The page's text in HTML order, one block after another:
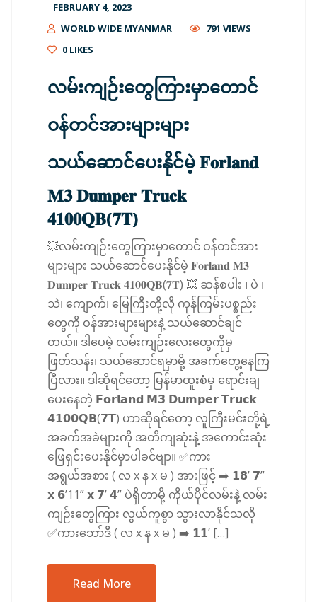
FEBRUARY 4, 2023
WORLD WIDE MYANMAR
791 VIEWS
0 LIKES
လမ်းကျဉ်းတွေကြားမှာတောင်
ဝန်တင်အားများများ
သယ်ဆောင်ပေးနိုင်မဲ့ 𝐅𝐨𝐫𝐥𝐚𝐧𝐝
𝐌𝟑 𝐃𝐮𝐦𝐩𝐞𝐫 𝐓𝐫𝐮𝐜𝐤
𝟒𝟏𝟎𝟎𝐐𝐁(𝟕𝐓)
💥လမ်းကျဉ်းတွေကြားမှာတောင် ဝန်တင်အား
များများ သယ်ဆောင်ပေးနိုင်မဲ့ 𝐅𝐨𝐫𝐥𝐚𝐧𝐝 𝐌𝟑
𝐃𝐮𝐦𝐩𝐞𝐫 𝐓𝐫𝐮𝐜𝐤 𝟒𝟏𝟎𝟎𝐐𝐁(𝟕𝐓) 💥 ဆန်စပါး ၊ ပဲ ၊
သဲ၊ ကျောက်၊ မြေကြီးတို့လို ကုန်ကြမ်းပစ္စည်း
တွေကို ဝန်အားများများနဲ့ သယ်ဆောင်ချင်
တယ်။ ဒါပေမဲ့ လမ်းကျဉ်းလေးတွေကိုမှ
ဖြတ်သန်း၊ သယ်ဆောင်ရမှာမို့ အခက်တွေ့နေကြ
ပြီလား။ ဒါဆိုရင်တော့ မြန်မာထူးစံမှ ရောင်းချ
ပေးနေတဲ့ 𝗙𝗼𝗿𝗹𝗮𝗻𝗱 𝗠𝟯 𝗗𝘂𝗺𝗽𝗲𝗿 𝗧𝗿𝘂𝗰𝗸
𝟰𝟭𝟬𝟬𝗤𝗕(𝟳𝗧) ဟာဆိုရင်တော့ လူကြီးမင်းတို့ရဲ့
အခက်အခဲများကို အတိကျဆုံးနဲ့ အကောင်းဆုံး
ဖြေရှင်းပေးနိုင်မှာပါခင်ဗျာ။ ✅ကား
အရွယ်အစား ( လ x န x မ ) အားဖြင့် ➡️ 𝟭𝟴’ 𝟳”
𝘅 𝟲’11” 𝘅 𝟳’ 𝟰” ပဲရှိတာမို့ ကိုယ်ပိုင်လမ်းနဲ့ လမ်း
ကျဉ်းတွေကြား လွယ်ကူစွာ သွားလာနိုင်သလို
✅ကားဘော်ဒီ ( လ x န x မ ) ➡️ 𝟭𝟭’ […]
Read More